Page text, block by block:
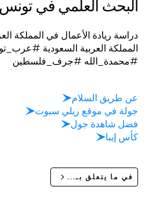
البحث العلمي في تونس
دراسة ريادة الأعمال في المملكة
#محمدة_الله #جرف_فلسطين
عن طريق السلام
جولة في موقع ريلي سبوت
فضل شاهدة جول
كأس إيبا
في ما يتعلق بـ...